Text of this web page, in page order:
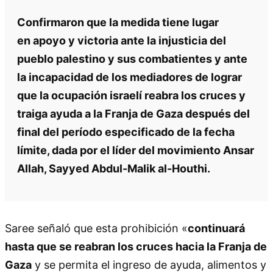
Confirmaron que la medida tiene lugar
en apoyo y victoria ante la injusticia del
pueblo palestino y sus combatientes y ante
la incapacidad de los mediadores de lograr
que la ocupación israelí reabra los cruces y
traiga ayuda a la Franja de Gaza después del
final del período especificado de la fecha
límite, dada por el líder del movimiento Ansar
Allah, Sayyed Abdul-Malik al-Houthi.
Saree señaló que esta prohibición «continuará
hasta que se reabran los cruces hacia la Franja de
Gaza y se permita el ingreso de ayuda, alimentos y